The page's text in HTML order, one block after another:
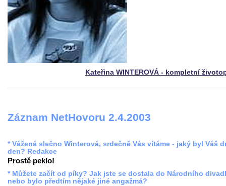
Kateřina WINTEROVÁ - kompletní
Záznam NetHovoru 2.4.2003
* Vážená slečno Winterová, srdečně Vás vítáme - jaký byl Váš
den? Redakce
Prostě peklo!
* Můžete začít od píky? Jak jste se dostala do Národního
nebo bylo předtím nějaké jiné angažmá?